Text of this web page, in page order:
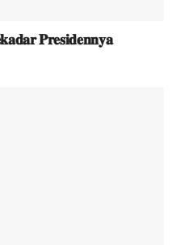
𝐏𝐫𝐞𝐬𝐢𝐝𝐞𝐧𝐧𝐲𝐚